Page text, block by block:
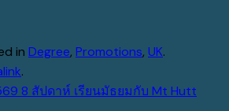
in Degree, Promotions, UK.
.
8 สัปดาห์ เรียนมัธยมกับ Mt Hutt